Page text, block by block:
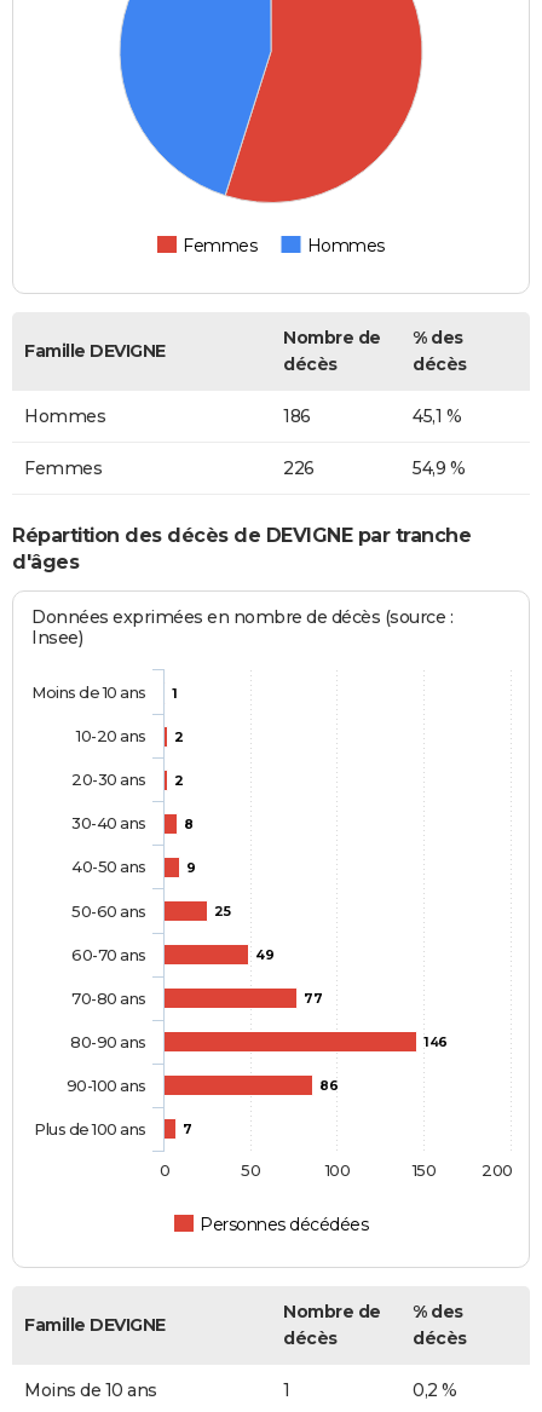
Femmes Hommes
Famille DEVIGNE
Nombre de
décès
% des
décès
Hommes 186 45,1 %
Femmes 226 54,9 %
Répartition des décès de DEVIGNE par tranche
d'âges
Données exprimées en nombre de décès (source :
Insee)
1
2
2
8
9
25
49
77
146
86
7
Personnes décédées
Moins de 10 ans
10-20 ans
20-30 ans
30-40 ans
40-50 ans
50-60 ans
60-70 ans
70-80 ans
80-90 ans
90-100 ans
Plus de 100 ans
0 50 100 150 200
Famille DEVIGNE
Nombre de
décès
% des
décès
Moins de 10 ans 1 0,2 %